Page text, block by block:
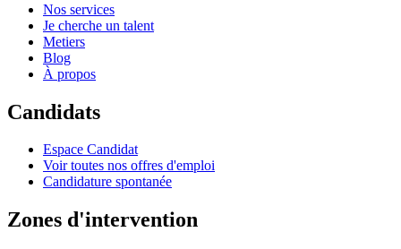
Nos services
Je cherche un talent
Metiers
Blog
À propos
Candidats
Espace Candidat
Voir toutes nos offres d'emploi
Candidature spontanée
Zones d'intervention